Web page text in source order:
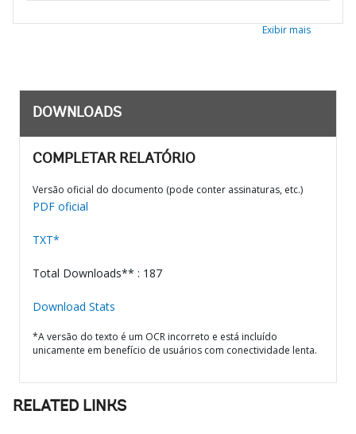
Exibir mais
DOWNLOADS
COMPLETAR RELATÓRIO
Versão oficial do documento (pode conter assinaturas, etc.)
PDF oficial
TXT*
Total Downloads** : 187
Download Stats
*A versão do texto é um OCR incorreto e está incluído
unicamente em benefício de usuários com conectividade lenta.
RELATED LINKS